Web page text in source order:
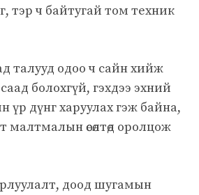
тэр ч байтугай том техник
талууд одоо ч сайн хийж
болохгүй, гэхдээ эхний
үр дүнг харуулах гэж байна,
малтмалын өсөлтөд оролцож
доод шугамын